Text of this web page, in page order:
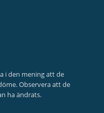
i den mening att de
Observera att de
ha ändrats.